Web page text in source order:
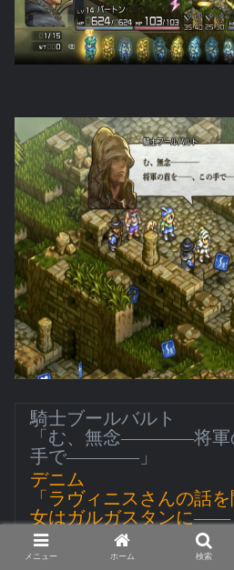
騎士ブールバルト
「む、無念――――将
手で――――」
デニム
「ラヴィニスさんの話
女はガルガスタンに――
敵前線は壊滅し大勢は決
メニュー ホーム 検索